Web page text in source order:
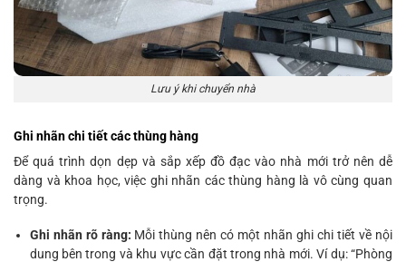
Lưu ý khi chuyển nhà
Ghi nhãn chi tiết các thùng hàng
Để quá trình dọn dẹp và sắp xếp đồ đạc vào nhà mới trở nên dễ
dàng và khoa học, việc ghi nhãn các thùng hàng là vô cùng quan
trọng.
Ghi nhãn rõ ràng: Mỗi thùng nên có một nhãn ghi chi tiết về nội
dung bên trong và khu vực cần đặt trong nhà mới. Ví dụ: “Phòng